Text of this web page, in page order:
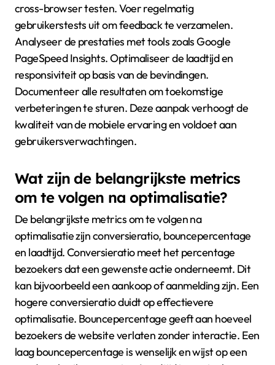
cross-browser testen. Voer regelmatig
gebruikerstests uit om feedback te verzamelen.
Analyseer de prestaties met tools zoals Google
PageSpeed Insights. Optimaliseer de laadtijd en
responsiviteit op basis van de bevindingen.
Documenteer alle resultaten om toekomstige
verbeteringen te sturen. Deze aanpak verhoogt de
kwaliteit van de mobiele ervaring en voldoet aan
gebruikersverwachtingen.
Wat zijn de belangrijkste metrics
om te volgen na optimalisatie?
De belangrijkste metrics om te volgen na
optimalisatie zijn conversieratio, bouncepercentage
en laadtijd. Conversieratio meet het percentage
bezoekers dat een gewenste actie onderneemt. Dit
kan bijvoorbeeld een aankoop of aanmelding zijn. Een
hogere conversieratio duidt op effectievere
optimalisatie. Bouncepercentage geeft aan hoeveel
bezoekers de website verlaten zonder interactie. Een
laag bouncepercentage is wenselijk en wijst op een